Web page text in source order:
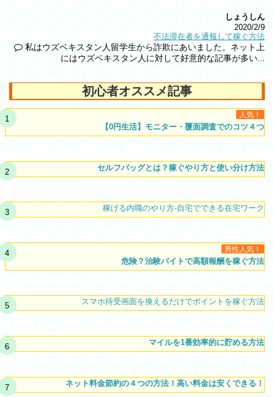
しょうしん
2020/2/9
不法滞在者を通報して稼ぐ方法
私はウズベキスタン人留学生から詐欺にあいました。ネット上
にはウズベキスタン人に対して好意的な記事が多い...
初心者オススメ記事
人気！
【0円生活】モニター・覆面調査でのコツ４つ
セルフバッグとは？稼ぐやり方と使い分け方法
稼げる内職のやり方-自宅でできる在宅ワーク
男性人気！
危険？治験バイトで高額報酬を稼ぐ方法
スマホ待受画面を換えるだけでポイントを稼ぐ方法
マイルを1番効率的に貯める方法
ネット料金節約の４つの方法！高い料金は安くできる！